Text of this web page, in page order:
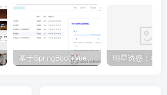
基于SpringBoot+Vue.js智能考试系统(源码+文档+视频+包运行)